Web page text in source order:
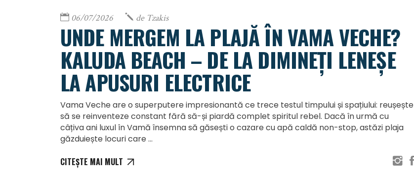
06/07/2026 de Tzakis
UNDE MERGEM LA PLAJĂ ÎN VAMA VECHE?
KALUDA BEACH – DE LA DIMINEȚI LENEȘE
LA APUSURI ELECTRICE
Vama Veche are o superputere impresionantă ce trece testul timpului și spațiului: reușește
să se reinventeze constant fără să-și piardă complet spiritul rebel. Dacă în urmă cu
câțiva ani luxul în Vamă însemna să găsești o cazare cu apă caldă non-stop, astăzi plaja
găzduiește locuri care
CITEȘTE MAI MULT